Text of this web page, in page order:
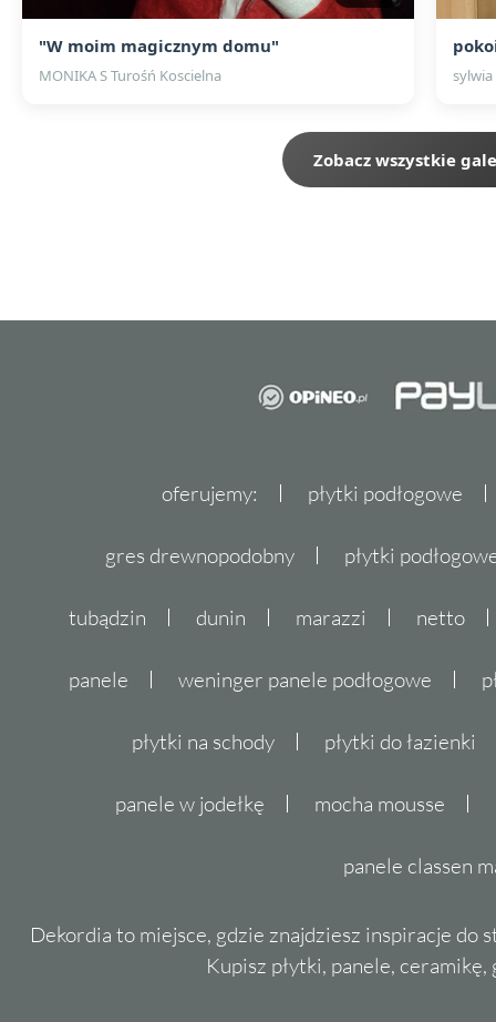
"W moim magicznym domu"
MONIKA S Turośń Koscielna
Zobacz wszystkie
oferujemy: płytki podłogowe
gres drewnopodobny płytki
tubądzin dunin marazzi netto
panele weninger panele podłogowe
płytki na schody płytki do łazienki
panele w jodełkę mocha mousse
panele classen
Dekordia to miejsce, gdzie znajdziesz inspiracje do
Kupisz płytki, panele,